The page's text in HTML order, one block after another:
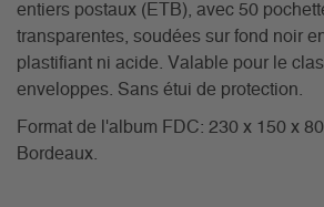
entiers postaux (ETB), avec 50
transparentes, soudées sur fond noir
plastifiant ni acide. Valable pour le
enveloppes. Sans étui de protection.
Format de l'album FDC: 230 x 150 x
Bordeaux.